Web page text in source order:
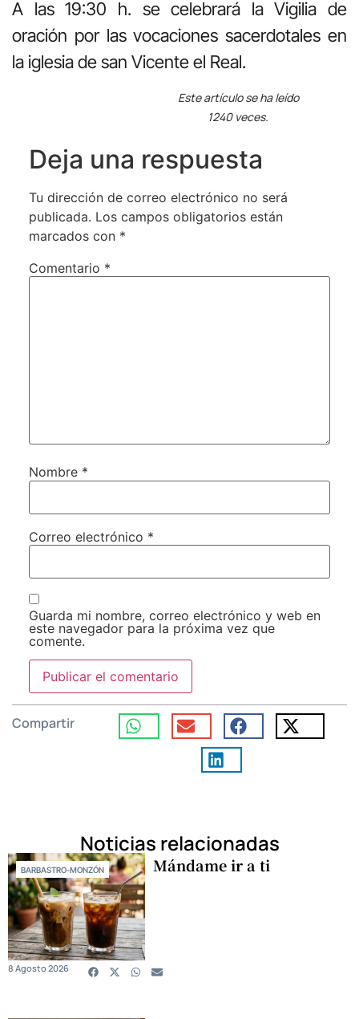
A las 19:30 h. se celebrará la Vigilia de
oración por las vocaciones sacerdotales en
la iglesia de san Vicente el Real.
Este artículo se ha leído
1240 veces.
Deja una respuesta
Tu dirección de correo electrónico no será
publicada. Los campos obligatorios están
marcados con *
Comentario *
Nombre *
Correo electrónico *
Guarda mi nombre, correo electrónico y web en
este navegador para la próxima vez que
comente.
Compartir
Noticias relacionadas
BARBASTRO-MONZÓN Mándame ir a ti
8 Agosto 2026